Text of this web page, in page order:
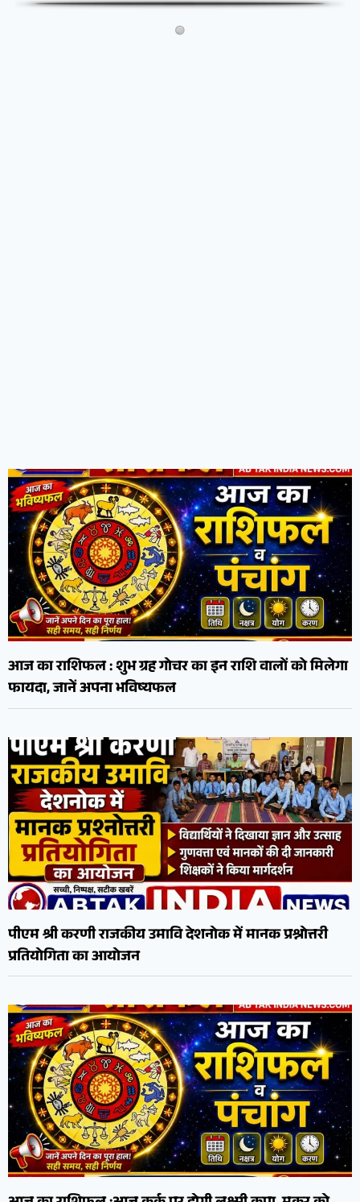
आज का राशिफल : शुभ ग्रह गोचर का इन राशि वालों को मिलेगा
फायदा, जानें अपना भविष्यफल
पीएम श्री करणी राजकीय उमावि देशनोक में मानक प्रश्नोत्तरी
प्रतियोगिता का आयोजन